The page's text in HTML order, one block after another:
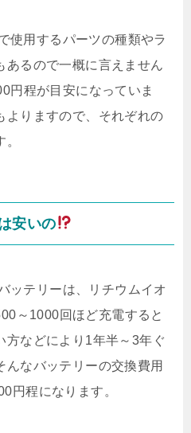
使用するパーツの種類やラ
あるので一概に言えません
円程が目安になっていま
よりますので、それぞれの
安いの
ッテリーは、リチウムイオ
～1000回ほど充電すると
方などにより1年半～3年ぐ
んなバッテリーの交換費用
円程になります。